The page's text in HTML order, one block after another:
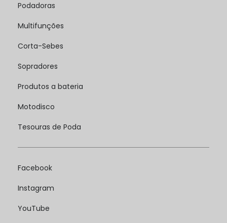
Podadoras
Multifunções
Corta-Sebes
Sopradores
Produtos a bateria
Motodisco
Tesouras de Poda
Facebook
Instagram
YouTube